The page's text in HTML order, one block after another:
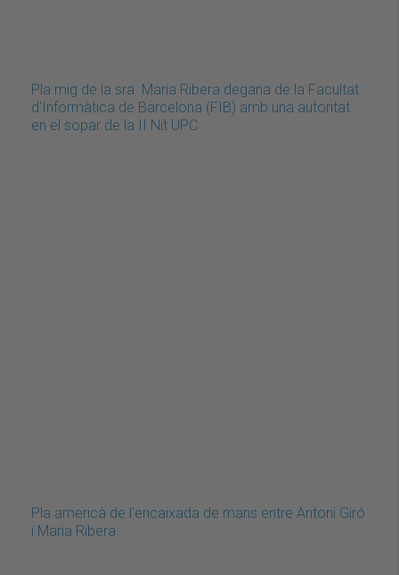
Pla mig de la sra. Maria Ribera degana de la Facultat
d'Informàtica de Barcelona (FIB) amb una autoritat
en el sopar de la II Nit UPC
Pla americà de l'encaixada de mans entre Antoni Giró
i Maria Ribera